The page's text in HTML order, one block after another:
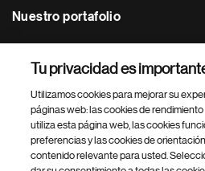
Nuestro portafolio
Footer Site Search
Tu privacidad es
Utilizamos cookies para mejorar su
páginas web: las cookies de
utiliza esta página web, las cookies
preferencias y las cookies de
contenido relevante para usted.